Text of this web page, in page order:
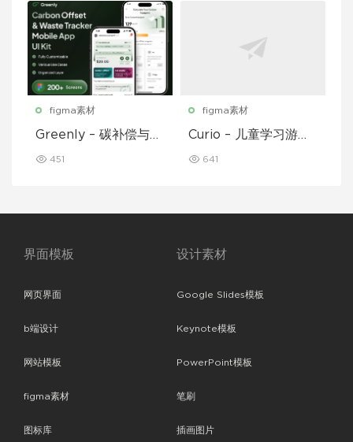
figma素材
Greenly – 碳补偿与废
I 套件
451
figma素材
Curio – 儿童学习游戏
641
界面模板
网页界面
b端设计
网站模板
figma素材
图标库
设计素材
Google Slides模板
Keynote模板
PowerPoint模板
笔刷
插画图片